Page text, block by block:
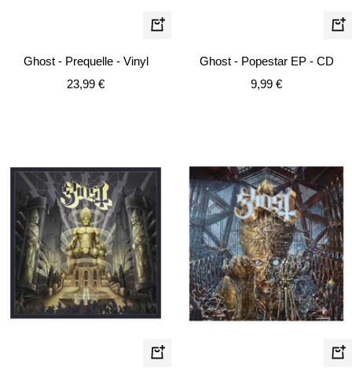
In
Ghost - Prequelle - Vinyl
Angebotspreis
23,99 €
In
Ghost - Popestar EP - CD
Angebotspreis
9,99 €
In
In